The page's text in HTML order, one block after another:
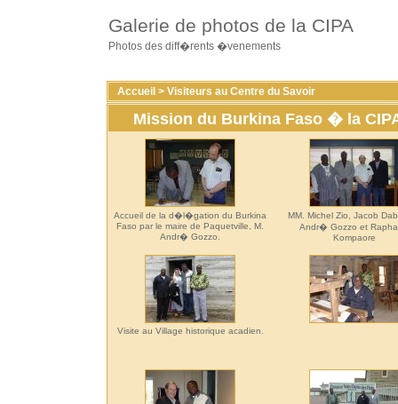
Galerie de photos de la CIPA
Photos des diff�rents �venements
Accueil > Visiteurs au Centre du Savoir
Mission du Burkina Faso � la
Accueil de la d�l�gation du Burkina
Faso par le maire de Paquetville, M.
Andr� Gozzo.
MM. Michel Zio, Jacob
Andr� Gozzo et
Kompaore
Visite au Village historique acadien.